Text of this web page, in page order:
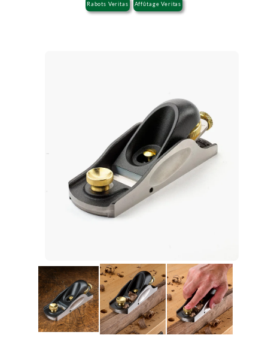
Rabots Veritas Affûtage Veritas